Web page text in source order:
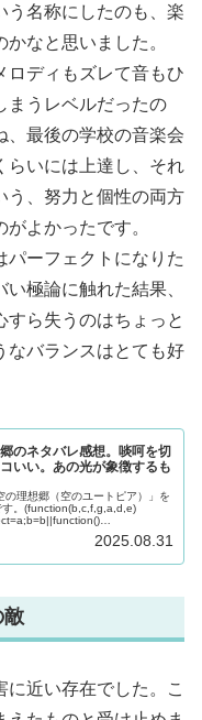
う名称にしたのも、楽
なと思いました。
ロディもズレて音もひ
まうレベルだったの
、最後の学校の音楽会
らいには上達し、それ
う、努力と個性の両方
よかったです。
パーフェクトになりた
極論に触れた結果、
すら失うのはちょっと
バランスはとても好
のネタバレ感想。啖呵を切
いい。あの光が象徴するも
の理想郷（空のユートピア）」を
す。(function(b,c,f,g,a,d,e)
2025.08.31
敵
近い存在でした。こ